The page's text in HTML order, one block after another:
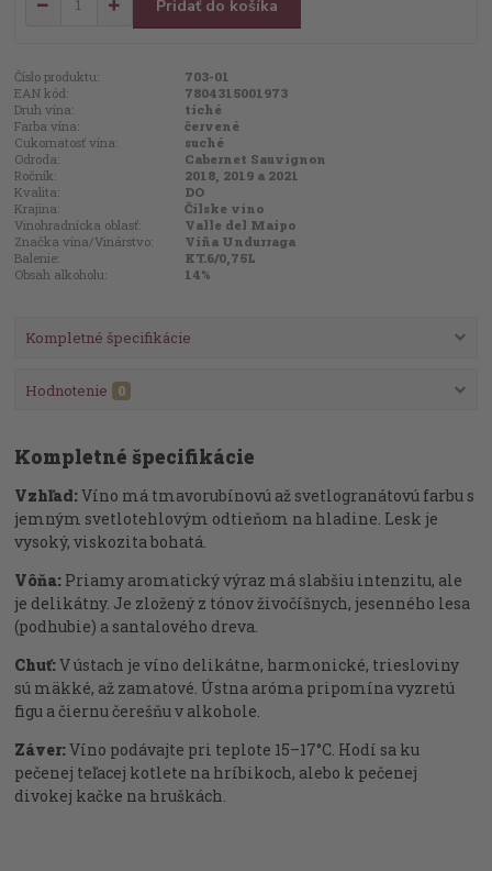
Pridať do košíka
Číslo produktu:
703-01
EAN kód:
7804315001973
Druh vína:
tiché
Farba vína:
červené
Cukornatosť vína:
suché
Odroda:
Cabernet Sauvignon
Ročník:
2018, 2019 a 2021
Kvalita:
DO
Krajina:
Čílske víno
Vinohradnícka oblasť:
Valle del Maipo
Značka vína/Vinárstvo:
Viña Undurraga
Balenie:
KT.6/0,75L
Obsah alkoholu:
14%
Kompletné špecifikácie
Hodnotenie 0
Kompletné špecifikácie
Vzhľad:Víno má tmavorubínovú až svetlogranátovú farbu s
jemným svetlotehlovým odtieňom na hladine. Lesk je
vysoký, viskozita bohatá.
Vôňa: Priamy aromatický výraz má slabšiu intenzitu, ale
je delikátny. Je zložený z tónov živočíšnych, jesenného lesa
(podhubie) a santalového dreva.
Chuť:V ústach je víno delikátne, harmonické, triesloviny
sú mäkké, až zamatové. Ústna aróma pripomína vyzretú
figu a čiernu čerešňu v alkohole.
Záver:Víno podávajte pri teplote 15–17°C. Hodí sa ku
pečenej teľacej kotlete na hríbikoch, alebo k pečenej
divokej kačke na hruškách.